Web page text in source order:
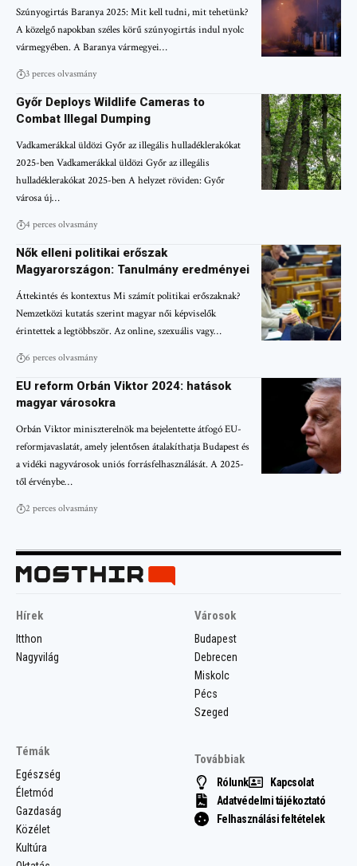
Szúnyogirtás Baranya 2025: Mit kell tudni, mit tehetünk?
A közelgő napokban széles körű szúnyogirtás indul nyolc
vármegyében. A Baranya vármegyei…
3 perces olvasmány
Győr Deploys Wildlife Cameras to
Combat Illegal Dumping
Vadkamerákkal üldözi Győr az illegális hulladéklerakókat
2025-ben Vadkamerákkal üldözi Győr az illegális
hulladéklerakókat 2025-ben A helyzet röviden: Győr
városa új…
4 perces olvasmány
Nők elleni politikai erőszak
Magyarországon: Tanulmány eredményei
Áttekintés és kontextus Mi számít politikai erőszaknak?
Nemzetközi kutatás szerint magyar női képviselők
érintettek a legtöbbször. Az online, szexuális vagy…
6 perces olvasmány
EU reform Orbán Viktor 2024: hatások
magyar városokra
Orbán Viktor miniszterelnök ma bejelentette átfogó EU-
reformjavaslatát, amely jelentősen átalakíthatja Budapest és
a vidéki nagyvárosok uniós forrásfelhasználását. A 2025-
től érvénybe…
2 perces olvasmány
Hírek
Itthon
Nagyvilág
Városok
Budapest
Debrecen
Miskolc
Pécs
Szeged
Témák
Egészség
Életmód
Gazdaság
Közélet
Kultúra
Továbbiak
Rólunk
Kapcsolat
Adatvédelmi tájékoztató
Felhasználási feltételek